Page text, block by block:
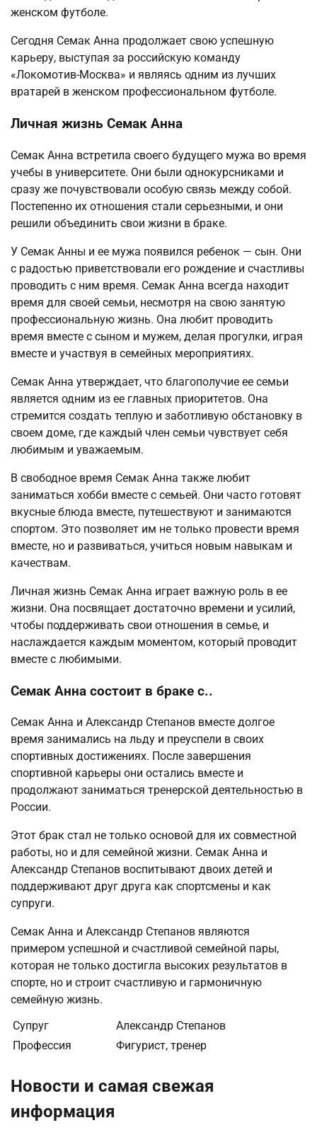
женском футболе.
Сегодня Семак Анна продолжает свою успешную
карьеру, выступая за российскую команду
«Локомотив-Москва» и являясь одним из лучших
вратарей в женском профессиональном футболе.
Личная жизнь Семак Анна
Семак Анна встретила своего будущего мужа во время
учебы в университете. Они были однокурсниками и
сразу же почувствовали особую связь между собой.
Постепенно их отношения стали серьезными, и они
решили объединить свои жизни в браке.
У Семак Анны и ее мужа появился ребенок — сын. Они
с радостью приветствовали его рождение и счастливы
проводить с ним время. Семак Анна всегда находит
время для своей семьи, несмотря на свою занятую
профессиональную жизнь. Она любит проводить
время вместе с сыном и мужем, делая прогулки, играя
вместе и участвуя в семейных мероприятиях.
Семак Анна утверждает, что благополучие ее семьи
является одним из ее главных приоритетов. Она
стремится создать теплую и заботливую обстановку в
своем доме, где каждый член семьи чувствует себя
любимым и уважаемым.
В свободное время Семак Анна также любит
заниматься хобби вместе с семьей. Они часто готовят
вкусные блюда вместе, путешествуют и занимаются
спортом. Это позволяет им не только провести время
вместе, но и развиваться, учиться новым навыкам и
качествам.
Личная жизнь Семак Анна играет важную роль в ее
жизни. Она посвящает достаточно времени и усилий,
чтобы поддерживать свои отношения в семье, и
наслаждается каждым моментом, который проводит
вместе с любимыми.
Семак Анна состоит в браке с..
Семак Анна и Александр Степанов вместе долгое
время занимались на льду и преуспели в своих
спортивных достижениях. После завершения
спортивной карьеры они остались вместе и
продолжают заниматься тренерской деятельностью в
России.
Этот брак стал не только основой для их совместной
работы, но и для семейной жизни. Семак Анна и
Александр Степанов воспитывают двоих детей и
поддерживают друг друга как спортсмены и как
супруги.
Семак Анна и Александр Степанов являются
примером успешной и счастливой семейной пары,
которая не только достигла высоких результатов в
спорте, но и строит счастливую и гармоничную
семейную жизнь.
Супруг
Александр Степанов
Профессия
Фигурист, тренер
Новости и самая свежая
информация